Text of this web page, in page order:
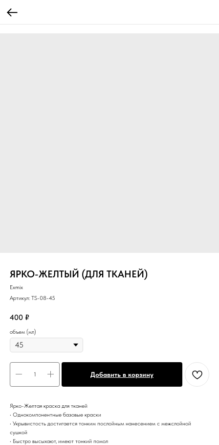
ЯРКО-ЖЕЛТЫЙ (ДЛЯ ТКАНЕЙ)
Exmix
Артикул: TS-08-45
400 ₽
объем (мл)
Добавить в корзину
Ярко-Желтая краска для тканей
• Однокомпонентные базовые краски
• Укрывистость достигается тонким послойным нанесением с межслойной
сушкой
• Быстро высыхают, имеют тонкий помол